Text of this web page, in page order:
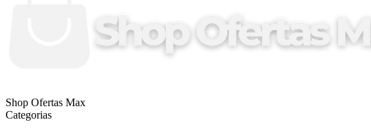
Shop Ofertas Max
Categorias